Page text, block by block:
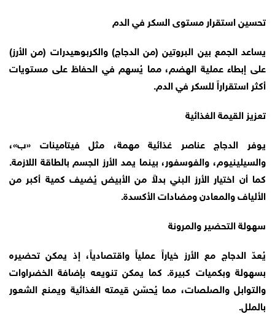
تحسين استقرار مستوى السكر في الدم
يساعد الجمع بين البروتين (من الدجاج) والكربوهيدرات (من الأرز)
على إبطاء عملية الهضم، مما يُسهم في الحفاظ على مستويات
أكثر استقراراً للسكر في الدم.
تعزيز القيمة الغذائية
يوفر الدجاج عناصر غذائية مهمة، مثل فيتامينات «ب»،
والسيلينيوم، والفوسفور، بينما يمد الأرز الجسم بالطاقة اللازمة.
كما أن اختيار الأرز البني بدلاً من الأبيض يُضيف كمية أكبر من
الألياف والمعادن ومضادات الأكسدة.
سهولة التحضير والمرونة
يُعدّ الدجاج مع الأرز خياراً عملياً واقتصادياً، إذ يمكن تحضيره
بسهولة وبكميات كبيرة. كما يمكن تنويعه بإضافة الخضراوات
والتوابل والصلصات، مما يُحسّن قيمته الغذائية ويمنع الشعور
بالملل.